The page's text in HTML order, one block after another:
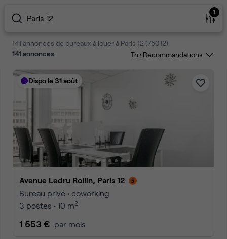
Paris 12
1
141 annonces de bureaux à louer à Paris 12 (75012)
141annonces Tri :
Dispo le 31 août
Avenue Ledru Rollin, Paris 12
Bureau privé • coworking
3 postes • 10 m2
1 553 € par mois